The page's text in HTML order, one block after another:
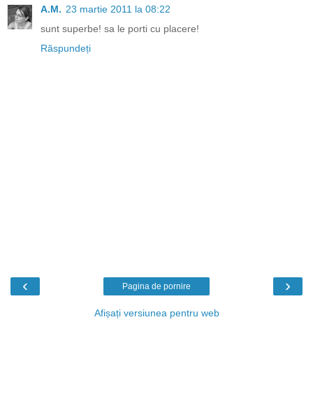
A.M. 23 martie 2011 la 08:22
sunt superbe! sa le porti cu placere!
Răspundeți
‹ ›
Pagina de pornire
Afișați versiunea pentru web